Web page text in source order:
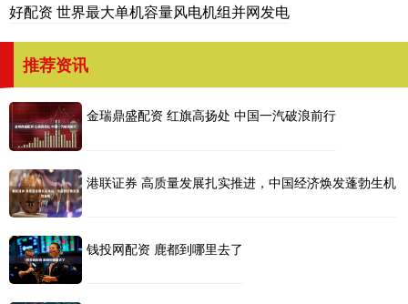
好配资 世界最大单机容量风电机组并网发电
推荐资讯
金瑞鼎盛配资 红旗高扬处 中国一汽破浪前行
港联证券 高质量发展扎实推进，中国经济焕发蓬勃生机
钱投网配资 鹿都到哪里去了